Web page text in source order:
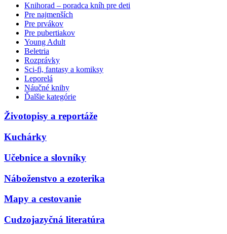
Knihorad – poradca kníh pre deti
Pre najmenších
Pre prvákov
Pre pubertiakov
Young Adult
Beletria
Rozprávky
Sci-fi, fantasy a komiksy
Leporelá
Náučné knihy
Ďalšie kategórie
Životopisy a reportáže
Kuchárky
Učebnice a slovníky
Náboženstvo a ezoterika
Mapy a cestovanie
Cudzojazyčná literatúra